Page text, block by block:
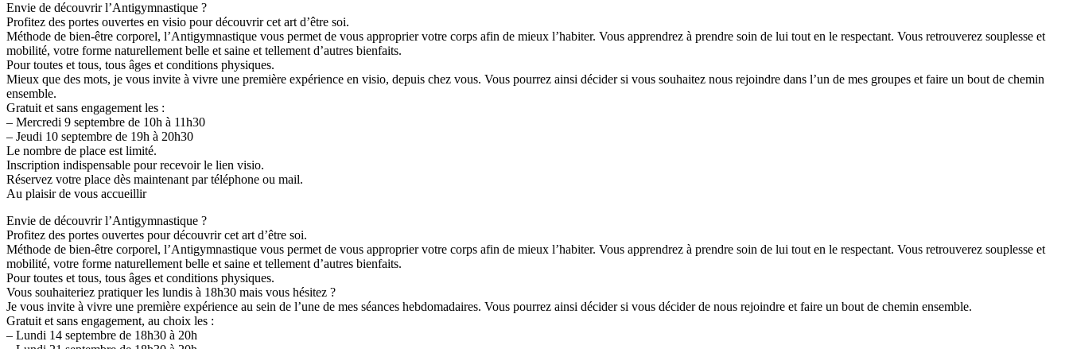
Envie de découvrir l’Antigymnastique ?
Profitez des portes ouvertes en visio pour découvrir cet art d’être soi.
Méthode de bien-être corporel, l’Antigymnastique vous permet de vous approprier votre corps afin de mieux l’habiter. Vous apprendrez à prendre soin de lui tout en le respectant. Vous retrouverez souplesse et
mobilité, votre forme naturellement belle et saine et tellement d’autres bienfaits.
Pour toutes et tous, tous âges et conditions physiques.
Mieux que des mots, je vous invite à vivre une première expérience en visio, depuis chez vous. Vous pourrez ainsi décider si vous souhaitez nous rejoindre dans l’un de mes groupes et faire un bout de chemin
ensemble.
Gratuit et sans engagement les :
– Mercredi 9 septembre de 10h à 11h30
– Jeudi 10 septembre de 19h à 20h30
Le nombre de place est limité.
Inscription indispensable pour recevoir le lien visio.
Réservez votre place dès maintenant par téléphone ou mail.
Au plaisir de vous accueillir
Envie de découvrir l’Antigymnastique ?
Profitez des portes ouvertes pour découvrir cet art d’être soi.
Méthode de bien-être corporel, l’Antigymnastique vous permet de vous approprier votre corps afin de mieux l’habiter. Vous apprendrez à prendre soin de lui tout en le respectant. Vous retrouverez souplesse et
mobilité, votre forme naturellement belle et saine et tellement d’autres bienfaits.
Pour toutes et tous, tous âges et conditions physiques.
Vous souhaiteriez pratiquer les lundis à 18h30 mais vous hésitez ?
Je vous invite à vivre une première expérience au sein de l’une de mes séances hebdomadaires. Vous pourrez ainsi décider si vous décider de nous rejoindre et faire un bout de chemin ensemble.
Gratuit et sans engagement, au choix les :
– Lundi 14 septembre de 18h30 à 20h